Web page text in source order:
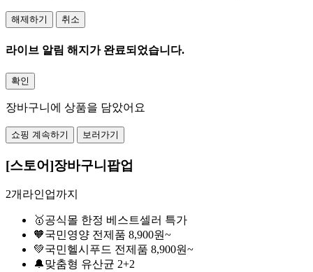
해제하기 취소
라이브 알림 해지가 완료되었습니다.
확인
장바구니에 상품을 담았어요
쇼핑 계속하기 보러가기
[스토어]장바구니팝업
2개라인업까지
🥇공식몰 한정 베스트셀러 특가
🧡국민영양 전제품 8,900원~
💚국민헬시푸드 전제품 8,900원~
🔔맞춤형 유산균 2+2